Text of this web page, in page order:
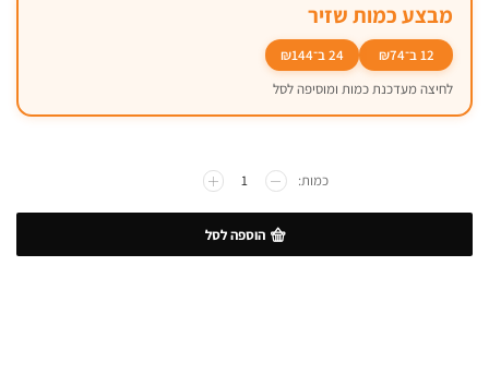
מבצע כמות שזיר
12 ב־₪74
24 ב־₪144
לחיצה מעדכנת כמות ומוסיפה לסל
הוספה לסל